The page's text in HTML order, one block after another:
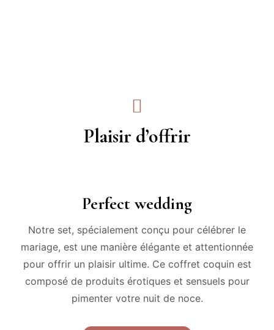
Plaisir d’offrir
Perfect wedding
Notre set, spécialement conçu pour célébrer le
mariage, est une manière élégante et attentionnée
pour offrir un plaisir ultime. Ce coffret coquin est
composé de produits érotiques et sensuels pour
pimenter votre nuit de noce.